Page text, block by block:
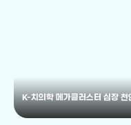
K-치의학 메가클러스터 심장 천